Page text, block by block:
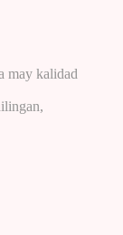
may kalidad